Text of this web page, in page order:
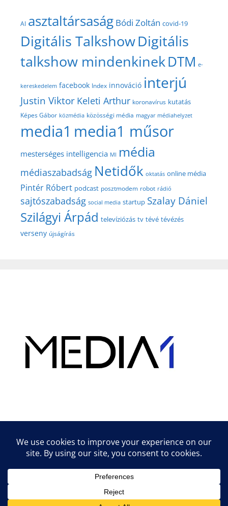
AI asztaltársaság Bódi Zoltán covid-19
Digitális TalkshowDigitális
talkshow mindenkinekDTM e-
kereskedelem facebook Index innováció interjú
Justin Viktor Keleti Arthur koronavírus kutatás
Képes Gábor közmédia közösségi média magyar médiahelyzet
media1 media1 műsor
mesterséges intelligencia MI média
médiaszabadság Netidők oktatás online média
Pintér Róbert podcast posztmodem robot rádió
sajtószabadság social media startup Szalay Dániel
Szilágyi Árpád televíziózás tv tévé tévézés
verseny újságírás
Lifestyle tippek & trükkök
© 2026 vipcast.hu powered by Media1• Készült